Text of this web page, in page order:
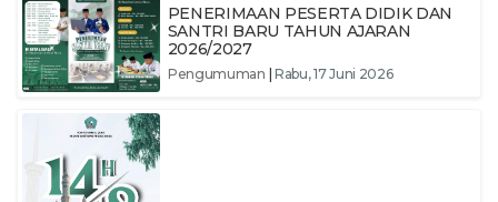
PENERIMAAN PESERTA DIDIK DAN
SANTRI BARU TAHUN AJARAN
2026/2027
Pengumuman Rabu, 17 Juni 2026